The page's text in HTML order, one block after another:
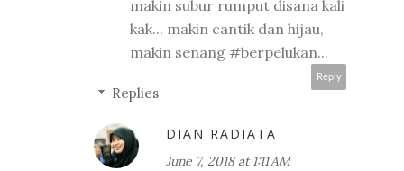
makin subur rumput disana kali
kak... makin cantik dan hijau,
makin senang #berpelukan...
Reply
Replies
DIAN RADIATA
June 7, 2018 at 1:11 AM